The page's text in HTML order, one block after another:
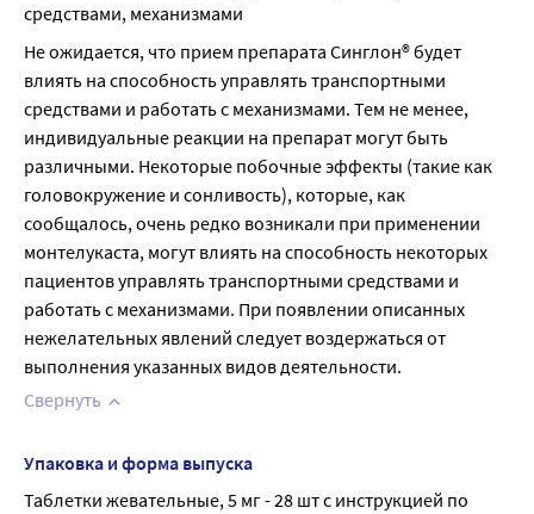
средствами, механизмами
Не ожидается, что прием препарата Синглон® будет
влиять на способность управлять транспортными
средствами и работать с механизмами. Тем не менее,
индивидуальные реакции на препарат могут быть
различными. Некоторые побочные эффекты (такие как
головокружение и сонливость), которые, как
сообщалось, очень редко возникали при применении
монтелукаста, могут влиять на способность некоторых
пациентов управлять транспортными средствами и
работать с механизмами. При появлении описанных
нежелательных явлений следует воздержаться от
выполнения указанных видов деятельности.
Свернуть
Упаковка и форма выпуска
Таблетки жевательные, 5 мг - 28 шт с инструкцией по